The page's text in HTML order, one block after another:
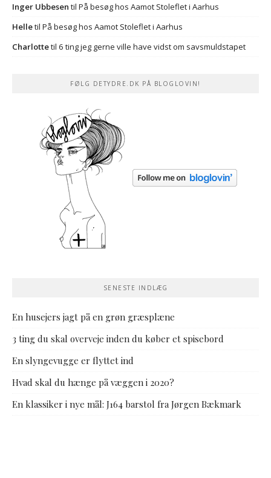
Inger Ubbesen til På besøg hos Aamot Stoleflet i Aarhus
Helletil På besøg hos Aamot Stoleflet i Aarhus
Charlottetil 6 ting jeg gerne ville have vidst om savsmuldstapet
FØLG DETYDRE.DK PÅ BLOGLOVIN!
SENESTE INDLÆG
En husejers jagt på en grøn græsplæne
3 ting du skal overveje inden du køber et spisebord
En slyngevugge er flyttet ind
Hvad skal du hænge på væggen i 2020?
En klassiker i nye mål: J164 barstol fra Jørgen Bækmark